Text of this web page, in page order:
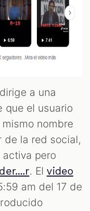
a una
que el usuario
nombre
de la red social,
pero
. El video
am del 17 de